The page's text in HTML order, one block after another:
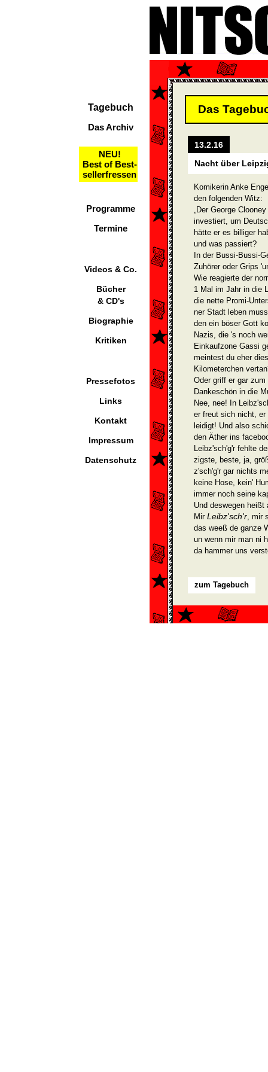
Tagebuch
Das Archiv
NEU!
Best of Best-
sellerfressen
Programme
Termine
Videos & Co.
Bücher
& CD's
Biographie
Kritiken
Pressefotos
Links
Kontakt
Impressum
Datenschutz
Das
13.2.16
Nacht über
Komikerin Anke
den folgenden Witz:
„Der George
investiert, um
hätte er es billiger
und was passiert?
In der Bussi-Bussi-
Zuhörer oder Grips
Wie reagierte der
1 Mal im Jahr in die
die nette Promi-
ner Stadt leben
den ein böser Gott
Nazis, die 's noch
Einkaufzone Gassi
meintest du eher
Kilometerchen
Oder griff er gar zum
Dankeschön in die
Nee, nee! In
er freut sich nicht,
leidigt! Und also
den Äther ins
Leibz'sch'g'r fehlte
zigste, beste, ja,
z'sch'g'r gar nichts
keine Hose, kein'
immer noch seine
Und deswegen
Mir Leibz'sch'r, mir
das weeß de ganze
un wenn mir man ni
da hammer uns
zum Tagebuch